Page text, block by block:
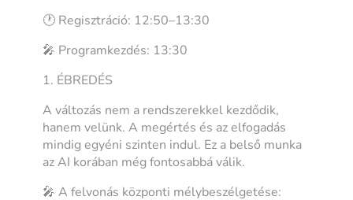
🕐 Regisztráció: 12:50–13:30
🎤 Programkezdés: 13:30
1. ÉBREDÉS
A változás nem a rendszerekkel kezdődik,
hanem velünk. A megértés és az elfogadás
mindig egyéni szinten indul. Ez a belső munka
az AI korában még fontosabbá válik.
🎤 A felvonás központi mélybeszélgetése: